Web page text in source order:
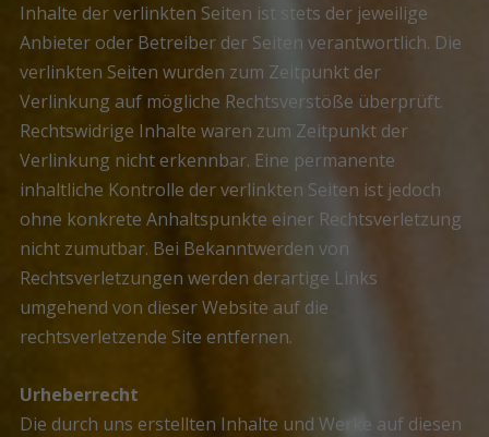
Inhalte der verlinkten Seiten ist stets der jeweilige
Anbieter oder Betreiber der Seiten verantwortlich. Die
verlinkten Seiten wurden zum Zeitpunkt der
Verlinkung auf mögliche Rechtsverstöße überprüft.
Rechtswidrige Inhalte waren zum Zeitpunkt der
Verlinkung nicht erkennbar. Eine permanente
inhaltliche Kontrolle der verlinkten Seiten ist jedoch
ohne konkrete Anhaltspunkte einer Rechtsverletzung
nicht zumutbar. Bei Bekanntwerden von
Rechtsverletzungen werden derartige Links
umgehend von dieser Website auf die
rechtsverletzende Site entfernen.
Urheberrecht
Die durch uns erstellten Inhalte und Werke auf diesen